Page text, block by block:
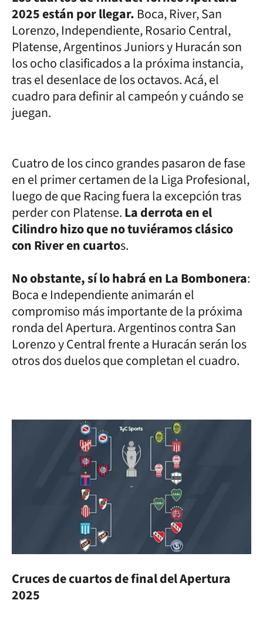
2025 están por llegar. Boca, River, San
Lorenzo, Independiente, Rosario Central,
Platense, Argentinos Juniors y Huracán son
los ocho clasificados a la próxima instancia,
tras el desenlace de los octavos. Acá, el
cuadro para definir al campeón y cuándo se
juegan.
Cuatro de los cinco grandes pasaron de fase
en el primer certamen de la Liga Profesional,
luego de que Racing fuera la excepción tras
perder con Platense.La derrota en el
Cilindro hizo que no tuviéramos clásico
con River en cuartos.
No obstante, sí lo habrá en La Bombonera:
Boca e Independiente animarán el
compromiso más importante de la próxima
ronda del Apertura. Argentinos contra San
Lorenzo y Central frente a Huracán serán los
otros dos duelos que completan el cuadro.
Cruces de cuartos de final del Apertura
2025